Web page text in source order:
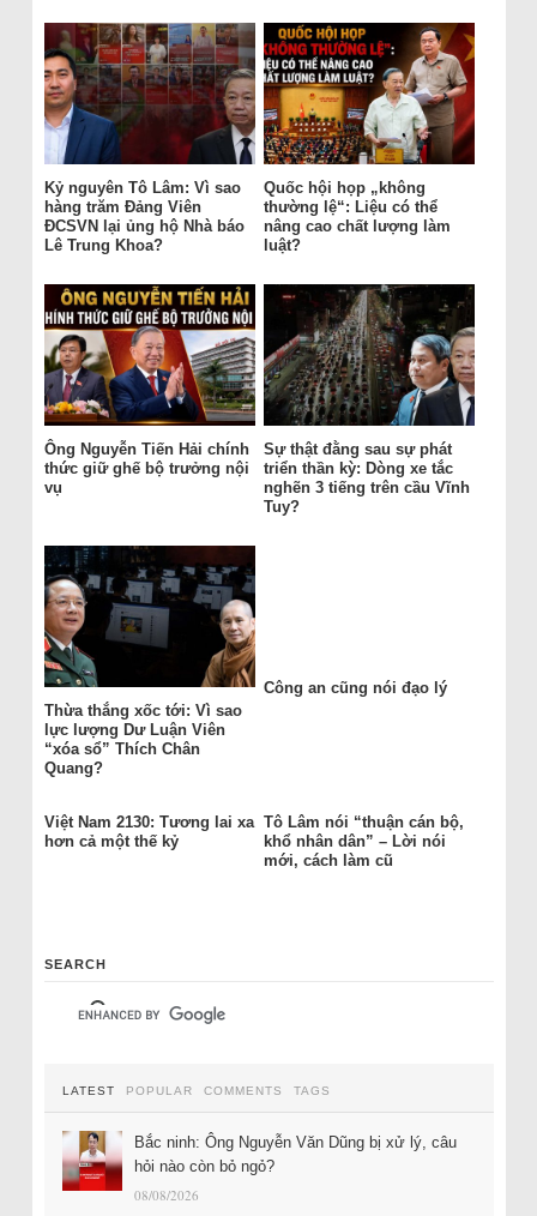
Kỷ nguyên Tô Lâm: Vì sao
hàng trăm Đảng Viên
ĐCSVN lại ủng hộ Nhà báo
Lê Trung Khoa?
Quốc hội họp „không
thường lệ“: Liệu có thể
nâng cao chất lượng làm
luật?
Ông Nguyễn Tiến Hải chính
thức giữ ghế bộ trưởng nội
vụ
Sự thật đằng sau sự phát
triển thần kỳ: Dòng xe tắc
nghẽn 3 tiếng trên cầu Vĩnh
Tuy?
Thừa thắng xốc tới: Vì sao
lực lượng Dư Luận Viên
“xóa sổ” Thích Chân
Quang?
Công an cũng nói đạo lý
Việt Nam 2130: Tương lai xa
hơn cả một thế kỷ
Tô Lâm nói “thuận cán bộ,
khổ nhân dân” – Lời nói
mới, cách làm cũ
SEARCH
LATEST POPULAR COMMENTS TAGS
Bắc ninh: Ông Nguyễn Văn Dũng bị xử lý, câu
hỏi nào còn bỏ ngỏ?
08/08/2026